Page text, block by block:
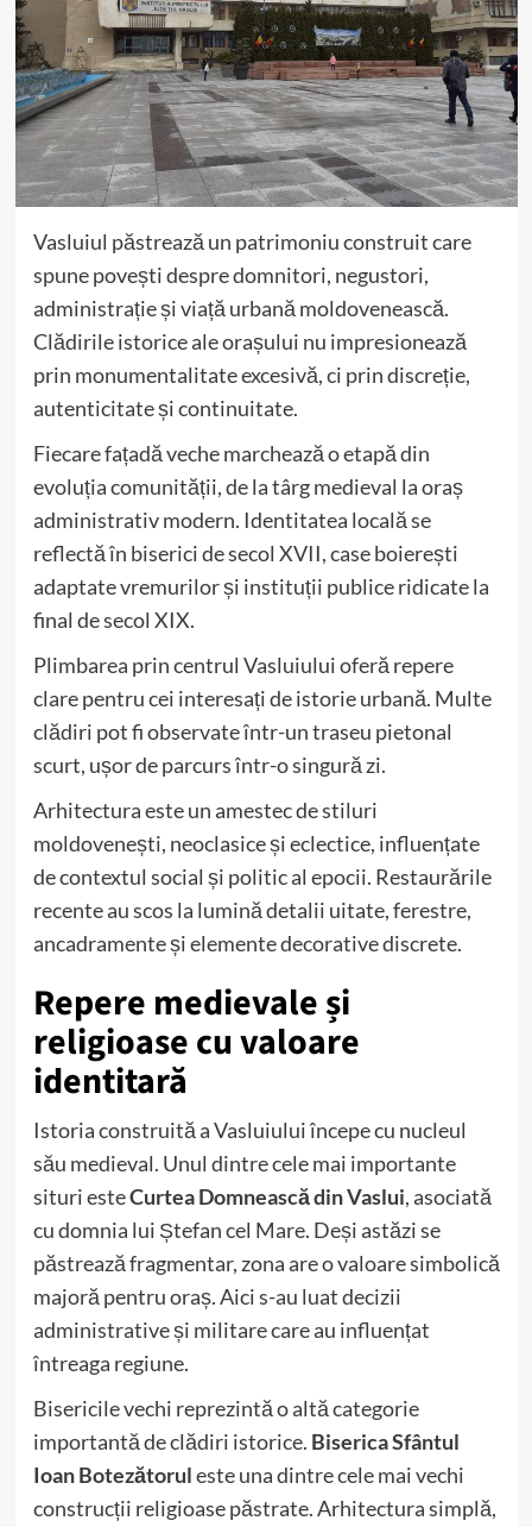
Vasluiul păstrează un patrimoniu construit care
spune povești despre domnitori, negustori,
administrație și viață urbană moldovenească.
Clădirile istorice ale orașului nu impresionează
prin monumentalitate excesivă, ci prin discreție,
autenticitate și continuitate.
Fiecare fațadă veche marchează o etapă din
evoluția comunității, de la târg medieval la oraș
administrativ modern. Identitatea locală se
reflectă în biserici de secol XVII, case boierești
adaptate vremurilor și instituții publice ridicate la
final de secol XIX.
Plimbarea prin centrul Vasluiului oferă repere
clare pentru cei interesați de istorie urbană. Multe
clădiri pot fi observate într-un traseu pietonal
scurt, ușor de parcurs într-o singură zi.
Arhitectura este un amestec de stiluri
moldovenești, neoclasice și eclectice, influențate
de contextul social și politic al epocii. Restaurările
recente au scos la lumină detalii uitate, ferestre,
ancadramente și elemente decorative discrete.
Repere medievale și
religioase cu valoare
identitară
Istoria construită a Vasluiului începe cu nucleul
său medieval. Unul dintre cele mai importante
situri esteCurtea Domnească din Vaslui, asociată
cu domnia lui Ștefan cel Mare. Deși astăzi se
păstrează fragmentar, zona are o valoare simbolică
majoră pentru oraș. Aici s-au luat decizii
administrative și militare care au influențat
întreaga regiune.
Bisericile vechi reprezintă o altă categorie
importantă de clădiri istorice. Biserica Sfântul
Ioan Botezătoruleste una dintre cele mai vechi
construcții religioase păstrate. Arhitectura simplă,